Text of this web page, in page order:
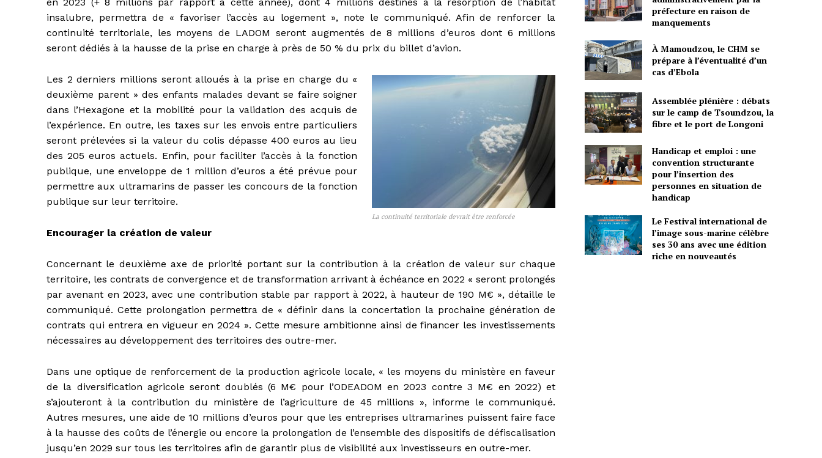
insalubre, permettra de « favoriser l’accès au logement », note le communiqué. Afin de renforcer la
continuité territoriale, les moyens de LADOM seront augmentés de 8 millions d’euros dont 6 millions
seront dédiés à la hausse de la prise en charge à près de 50 % du prix du billet d’avion.
La continuité territoriale devrait être renforcée
Les 2 derniers millions seront alloués à la prise en charge du «
deuxième parent » des enfants malades devant se faire soigner
dans l’Hexagone et la mobilité pour la validation des acquis de
l’expérience. En outre, les taxes sur les envois entre particuliers
seront prélevées si la valeur du colis dépasse 400 euros au lieu
des 205 euros actuels. Enfin, pour faciliter l’accès à la fonction
publique, une enveloppe de 1 million d’euros a été prévue pour
permettre aux ultramarins de passer les concours de la fonction
publique sur leur territoire.
Encourager la création de valeur
Concernant le deuxième axe de priorité portant sur la contribution à la création de valeur sur chaque
territoire, les contrats de convergence et de transformation arrivant à échéance en 2022 « seront prolongés
par avenant en 2023, avec une contribution stable par rapport à 2022, à hauteur de 190 M€ », détaille le
communiqué. Cette prolongation permettra de « définir dans la concertation la prochaine génération de
contrats qui entrera en vigueur en 2024 ». Cette mesure ambitionne ainsi de financer les investissements
nécessaires au développement des territoires des outre-mer.
Dans une optique de renforcement de la production agricole locale, « les moyens du ministère en faveur
de la diversification agricole seront doublés (6 M€ pour l’ODEADOM en 2023 contre 3 M€ en 2022) et
s’ajouteront à la contribution du ministère de l’agriculture de 45 millions », informe le communiqué.
Autres mesures, une aide de 10 millions d’euros pour que les entreprises ultramarines puissent faire face
à la hausse des coûts de l’énergie ou encore la prolongation de l’ensemble des dispositifs de défiscalisation
jusqu’en 2029 sur tous les territoires afin de garantir plus de visibilité aux investisseurs en outre-mer.
préfecture en raison de
manquements
À Mamoudzou, le CHM se
prépare à l’éventualité d’un
cas d’Ebola
Assemblée plénière : débats
sur le camp de Tsoundzou, la
fibre et le port de Longoni
Handicap et emploi : une
convention structurante
pour l’insertion des
personnes en situation de
handicap
Le Festival international de
l’image sous-marine célèbre
ses 30 ans avec une édition
riche en nouveautés